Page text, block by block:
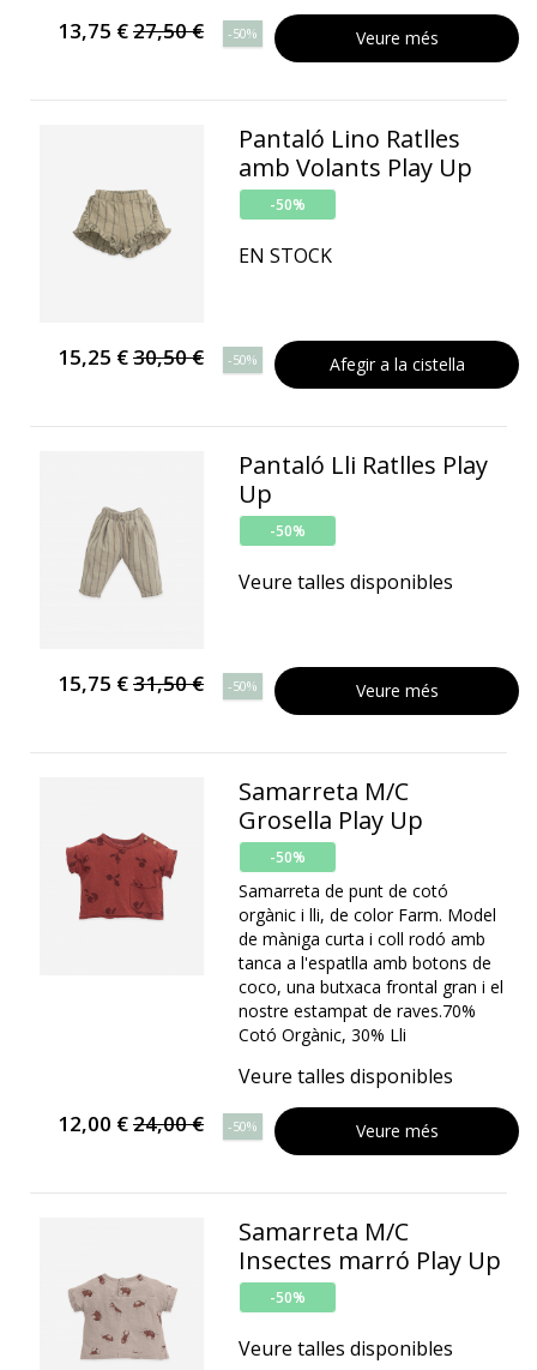
13,75 €27,50 € -50% Veure més
Pantaló Lino Ratlles
amb Volants Play Up
-50%
EN STOCK
15,25 €30,50 € -50% Afegir a la cistella
Pantaló Lli Ratlles Play
Up
-50%
Veure talles disponibles
15,75 €31,50 € -50% Veure més
Samarreta M/C
Grosella Play Up
-50%
Samarreta de punt de cotó
orgànic i lli, de color Farm. Model
de màniga curta i coll rodó amb
tanca a l'espatlla amb botons de
coco, una butxaca frontal gran i el
nostre estampat de raves.70%
Cotó Orgànic, 30% Lli
Veure talles disponibles
12,00 €24,00 € -50% Veure més
Samarreta M/C
Insectes marró Play Up
-50%
Veure talles disponibles